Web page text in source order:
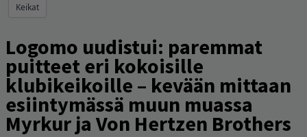
Keikat
Logomo uudistui: paremmat
puitteet eri kokoisille
klubikeikoille – kevään mittaan
esiintymässä muun muassa
Myrkur ja Von Hertzen Brothers